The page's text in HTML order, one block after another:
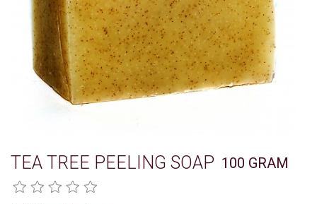
TEA TREE PEELING SOAP 100 GRAM